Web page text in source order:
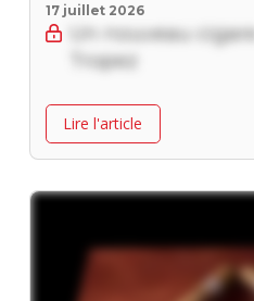
17 juillet 2026
Un nouveau
Tropez
Lire l'article